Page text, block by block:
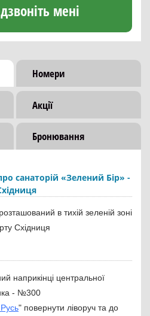
мені
Номери
Акції
Бронювання
санаторій «Зелений Бір» -
в тихій зеленій зоні
Східниця
наприкінці центральної
- №300
" повернути ліворуч та до